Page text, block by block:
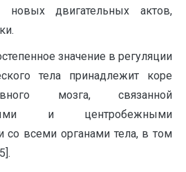
новых двигательных актов,
значение в регуляции
тела принадлежит коре
мозга, связанной
и центробежными
со всеми органами тела, в том